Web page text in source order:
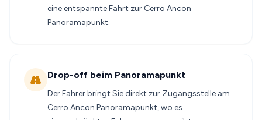
eine entspannte Fahrt zur Cerro Ancon
Panoramapunkt.
Drop-off beim Panoramapunkt
Der Fahrer bringt Sie direkt zur Zugangsstelle am
Cerro Ancon Panoramapunkt, wo es